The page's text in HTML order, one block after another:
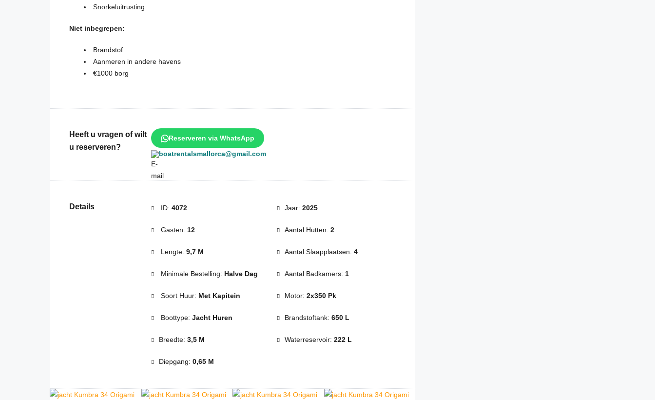
Snorkeluitrusting
Niet inbegrepen:
Brandstof
Aanmeren in andere havens
€1000 borg
Heeft u vragen of wilt
u reserveren?
Reserveren via WhatsApp
boatrentalsmallorca@gmail.com
Details ID: 4072
Gasten: 12
Lengte: 9,7 M
Minimale Bestelling: Halve Dag
Soort Huur: Met Kapitein
Boottype: Jacht Huren
Breedte: 3,5 M
Diepgang: 0,65 M
Jaar: 2025
Aantal Hutten: 2
Aantal Slaapplaatsen: 4
Aantal Badkamers: 1
Motor: 2x350 Pk
Brandstoftank: 650 L
Waterreservoir: 222 L